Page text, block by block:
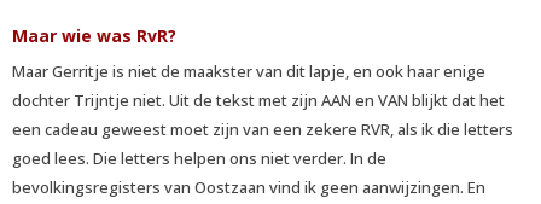
Maar wie was RvR?
Maar Gerritje is niet de maakster van dit lapje, en ook haar enige
dochter Trijntje niet. Uit de tekst met zijn AAN en VAN blijkt dat het
een cadeau geweest moet zijn van een zekere RVR, als ik die letters
goed lees. Die letters helpen ons niet verder. In de
bevolkingsregisters van Oostzaan vind ik geen aanwijzingen. En